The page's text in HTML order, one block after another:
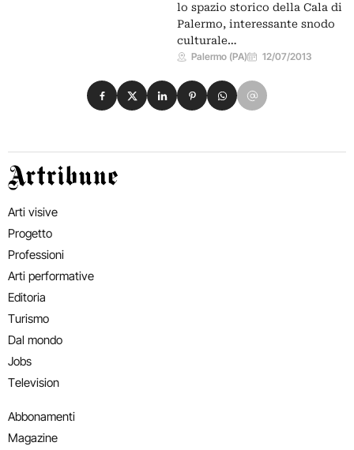
lo spazio storico della Cala di
Palermo, interessante snodo
culturale…
Palermo (PA) 12/07/2013
Condividi su Facebook
Condividi su X
Condividi su LinkedIn
Condividi su Pinterest
Condividi su WhatsApp
Condividi su Email
Artribune
Arti visive
Progetto
Professioni
Arti performative
Editoria
Turismo
Dal mondo
Jobs
Television
Abbonamenti
Magazine